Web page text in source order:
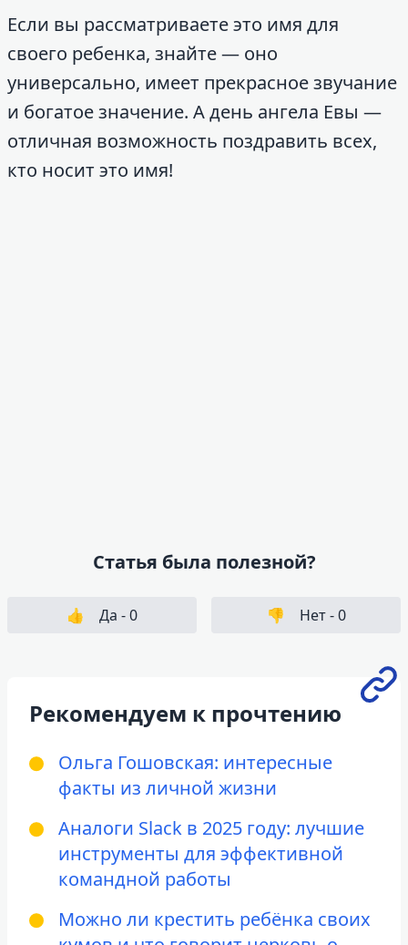
Если вы рассматриваете это имя для
своего ребенка, знайте — оно
универсально, имеет прекрасное звучание
и богатое значение. А день ангела Евы —
отличная возможность поздравить всех,
кто носит это имя!
Статья была полезной?
👍 Да -0 👎 Нет -0
Рекомендуем к прочтению
Ольга Гошовская: интересные
факты из личной жизни
Аналоги Slack в 2025 году: лучшие
инструменты для эффективной
командной работы
Можно ли крестить ребёнка своих